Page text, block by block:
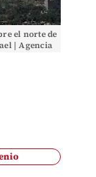
el norte de
| Agencia